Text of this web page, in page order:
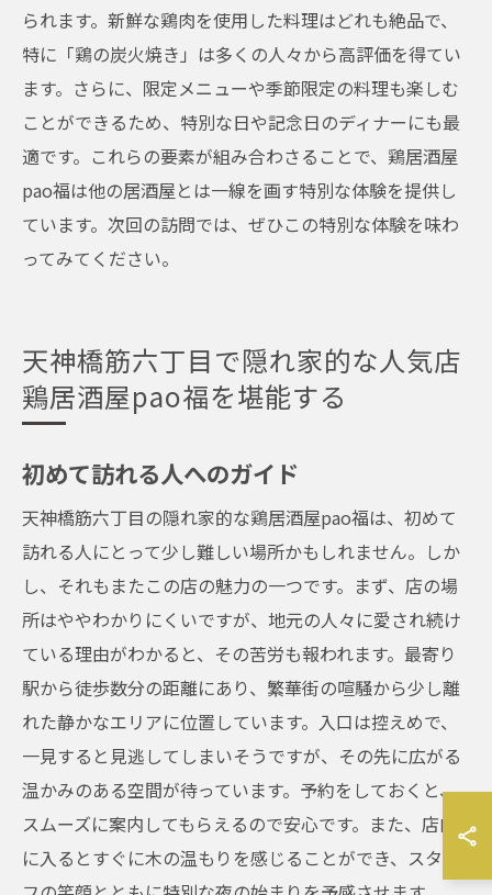
られます。新鮮な鶏肉を使用した料理はどれも絶品で、
特に「鶏の炭火焼き」は多くの人々から高評価を得てい
ます。さらに、限定メニューや季節限定の料理も楽しむ
ことができるため、特別な日や記念日のディナーにも最
適です。これらの要素が組み合わさることで、鶏居酒屋
pao福は他の居酒屋とは一線を画す特別な体験を提供し
ています。次回の訪問では、ぜひこの特別な体験を味わ
ってみてください。
天神橋筋六丁目で隠れ家的な人気店
鶏居酒屋pao福を堪能する
初めて訪れる人へのガイド
天神橋筋六丁目の隠れ家的な鶏居酒屋pao福は、初めて
訪れる人にとって少し難しい場所かもしれません。しか
し、それもまたこの店の魅力の一つです。まず、店の場
所はややわかりにくいですが、地元の人々に愛され続け
ている理由がわかると、その苦労も報われます。最寄り
駅から徒歩数分の距離にあり、繁華街の喧騒から少し離
れた静かなエリアに位置しています。入口は控えめで、
一見すると見逃してしまいそうですが、その先に広がる
温かみのある空間が待っています。予約をしておくと、
スムーズに案内してもらえるので安心です。また、店内
に入るとすぐに木の温もりを感じることができ、スタッ